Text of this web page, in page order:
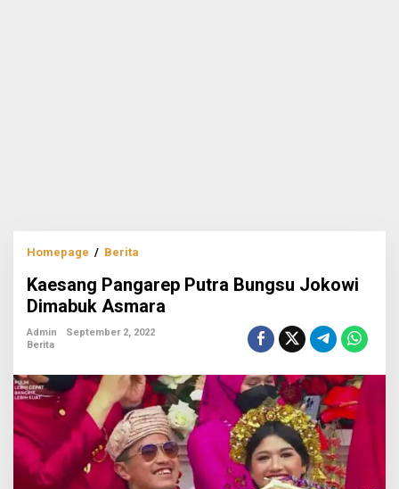
Homepage / Berita
Putra
Bungsu
Jokowi
Dimabuk
Kaesang Pangarep Putra Bungsu Jokowi
Dimabuk Asmara
Admin
September 2, 2022
Berita